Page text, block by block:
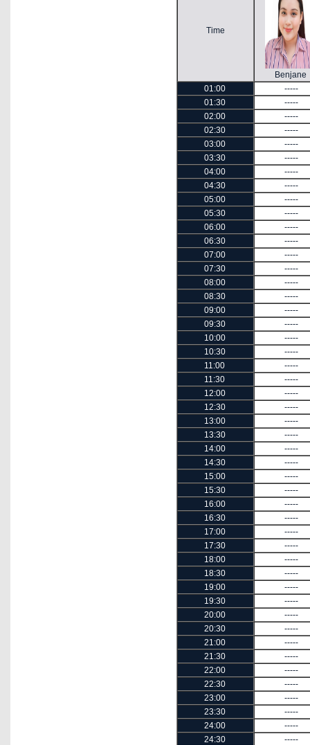
Time
Benjane
01:00
-----
01:30
-----
02:00
-----
02:30
-----
03:00
-----
03:30
-----
04:00
-----
04:30
-----
05:00
-----
05:30
-----
06:00
-----
06:30
-----
07:00
-----
07:30
-----
08:00
-----
08:30
-----
09:00
-----
09:30
-----
10:00
-----
10:30
-----
11:00
-----
11:30
-----
12:00
-----
12:30
-----
13:00
-----
13:30
-----
14:00
-----
14:30
-----
15:00
-----
15:30
-----
16:00
-----
16:30
-----
17:00
-----
17:30
-----
18:00
-----
18:30
-----
19:00
-----
19:30
-----
20:00
-----
20:30
-----
21:00
-----
21:30
-----
22:00
-----
22:30
-----
23:00
-----
23:30
-----
24:00
-----
24:30
-----